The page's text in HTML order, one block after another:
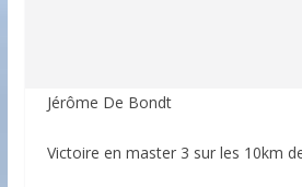
Jérôme De Bondt
Victoire en master 3 sur les 10km